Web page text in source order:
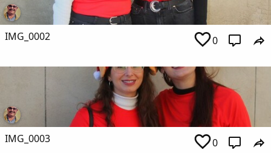
IMG_0002 0
IMG_0003 0